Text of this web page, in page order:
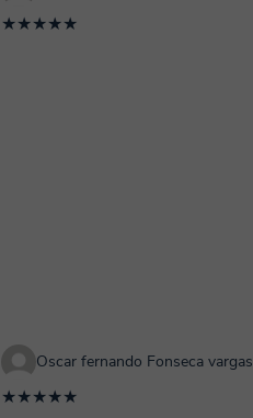
★★★★★
Oscar fernando Fonseca vargas
★★★★★